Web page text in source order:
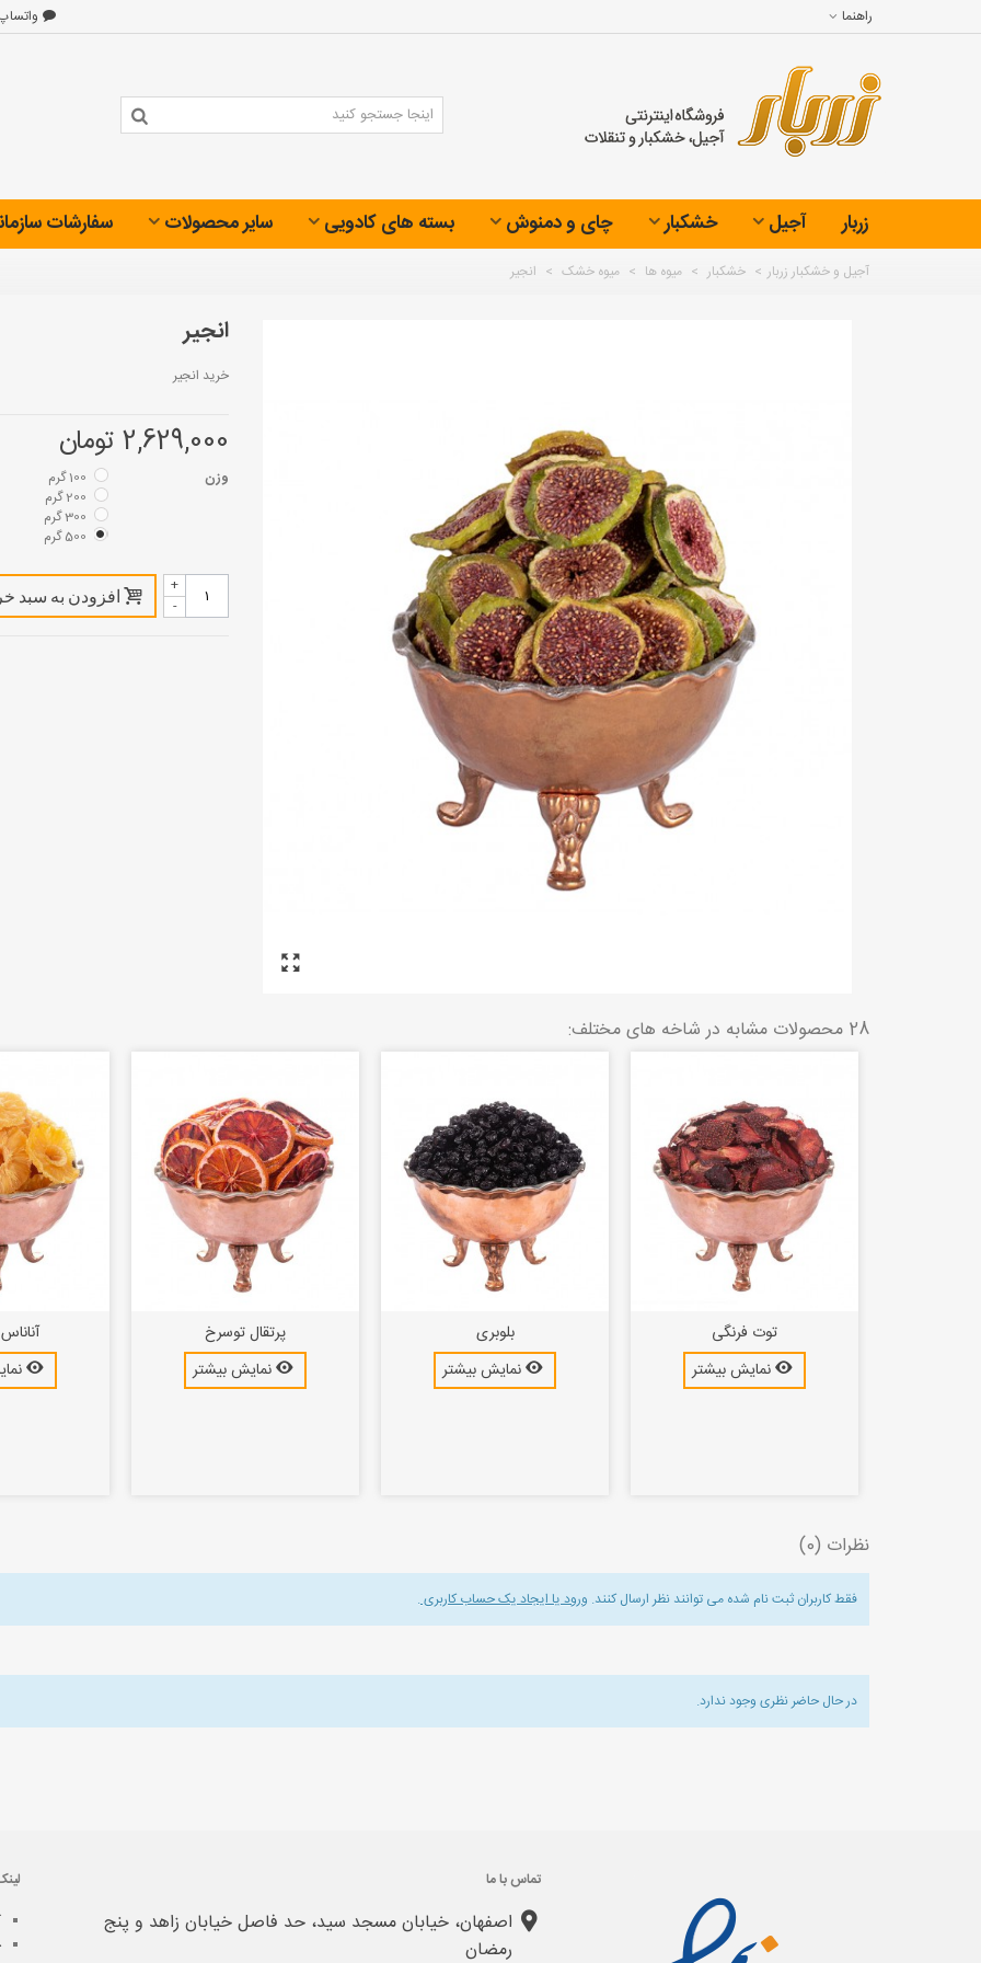
راهنما
زربار آجیل خشکبار چای و دمنوش بسته های کادویی سایر محصولات سفارشات
آجیل و خشکبار زربار > خشکبار > میوه ها > میوه خشک > انجیر
انجیر
خرید انجیر
2,629,000 تومان
وزن
100 گرم
200 گرم
300 گرم
500 گرم
-
+
افزودن به سبد
28 محصولات مشابه در شاخه های مختلف:
پرتقال توسرخ
نمایش بیشتر
بلوبری
نمایش بیشتر
توت فرنگی
نمایش بیشتر
نظرات (0)
فقط کاربران ثبت نام شده می توانند نظر ارسال کنند. ورود یا ایجاد یک حساب کاربری.
در حال حاضر نظری وجود ندارد.
تماس با ما
اصفهان، خیابان مسجد سید، حد فاصل خیابان زاهد و پنج
رمضان